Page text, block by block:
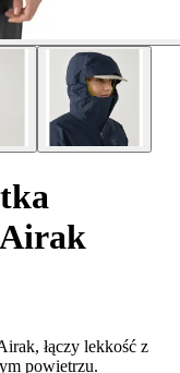
łączy lekkość z
powietrzu.